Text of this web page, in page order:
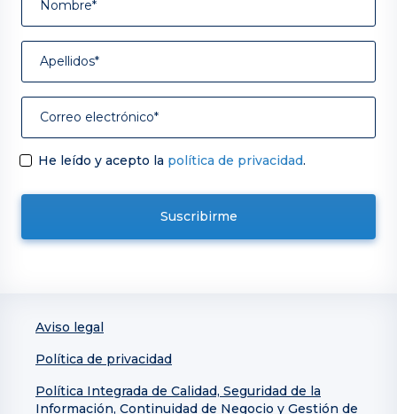
He leído y acepto la política de privacidad.
Aviso legal
Política de privacidad
Política Integrada de Calidad, Seguridad de la
Información, Continuidad de Negocio y Gestión de